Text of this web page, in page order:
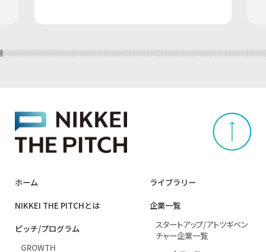
ホーム
NIKKEI THE PITCHとは
ピッチ/プログラム
GROWTH
ライブラリー
企業⼀覧
スタートアップ/アトツギベン
チャー企業一覧